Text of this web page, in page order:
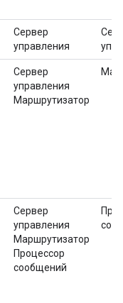
Сервер
управления
Сервер
управления
Маршрутизатор
Сервер
управления
Маршрутизатор
Процессор
сообщений